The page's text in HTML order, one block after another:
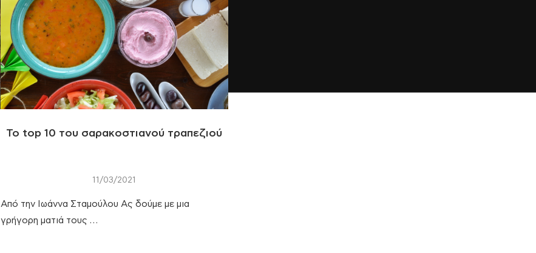
Το top 10 του σαρακοστιανού τραπεζιού
11/03/2021
Από την Ιωάννα Σταμούλου Ας δούμε με μια
γρήγορη ματιά τους …